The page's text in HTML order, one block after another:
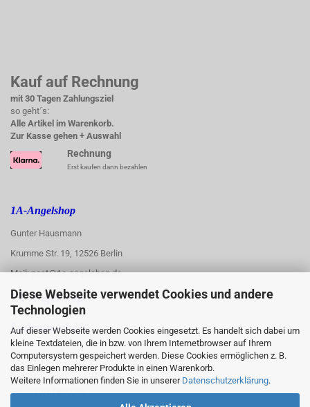
Diese Webseite verwendet Cookies und andere
Technologien
Auf dieser Webseite werden Cookies eingesetzt. Es handelt sich dabei um
kleine Textdateien, die in bzw. von Ihrem Internetbrowser auf Ihrem
Computersystem gespeichert werden. Diese Cookies ermöglichen z. B.
das Einlegen mehrerer Produkte in einen Warenkorb.
Weitere Informationen finden Sie in unserer Datenschutzerklärung.
Kauf auf Rechnung
mit 30 Tagen Zahlungsziel
so geht´s:
Alle Artikel im Warenkorb.
Zur Kasse gehen + Auswahl
Rechnung
Erst kaufen dann bezahlen
1A-Angelshop
Gunter Hausmann
Krumme Str. 19, 12526 Berlin
Mail: post@1a-angelshop.de
1A-Angelshop-
Ladengeschäft::
Regattastr. 66
12527 Berlin
Tel.: 030/67890006